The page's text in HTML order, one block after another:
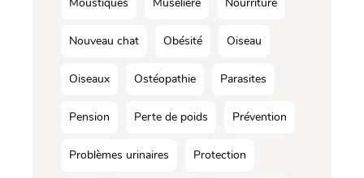
Nouveau chat Obésité Oiseau
Oiseaux Ostéopathie Parasites
Pension Perte de poids Prévention
Problèmes urinaires Protection